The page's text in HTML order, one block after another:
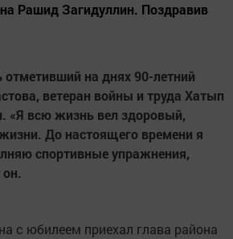
Рашид Загидуллин. Поздравив
отметивший на днях 90-летний
ветеран войны и труда Хатып
«Я всю жизнь вел здоровый,
До настоящего времени я
спортивные упражнения,
он.
с юбилеем приехал глава района